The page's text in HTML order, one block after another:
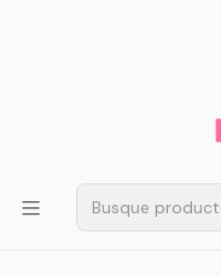
Compras